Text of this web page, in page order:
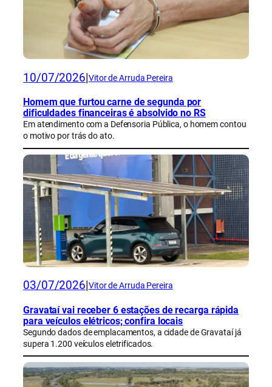
10/07/2026 Vitor de Arruda Pereira
Homem que furtou carne de segunda por
dificuldades financeiras é absolvido no RS
Em atendimento com a Defensoria Pública, o homem contou
o motivo por trás do ato.
03/07/2026 Vitor de Arruda Pereira
Gravataí vai receber 6 estações de recarga rápida
para veículos elétricos; confira locais
Segundo dados de emplacamentos, a cidade de Gravataí já
supera 1.200 veículos eletrificados.